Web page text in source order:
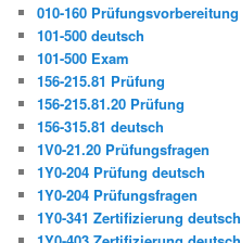
010-160 Prüfungsvorbereitung
101-500 deutsch
101-500 Exam
156-215.81 Prüfung
156-215.81.20 Prüfung
156-315.81 deutsch
1V0-21.20 Prüfungsfragen
1Y0-204 Prüfung deutsch
1Y0-204 Prüfungsfragen
1Y0-341 Zertifizierung deutsch